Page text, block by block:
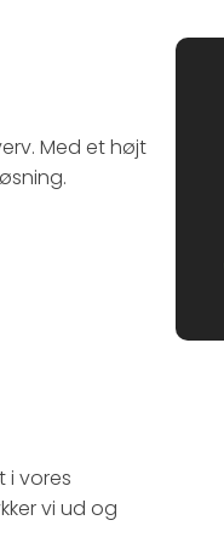
Med et højt
i vores
vi ud og